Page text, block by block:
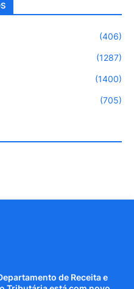
(406)
(1287)
(1400)
(705)
de Receita e